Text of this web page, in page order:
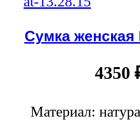
Сумка женская
4350
Материал: